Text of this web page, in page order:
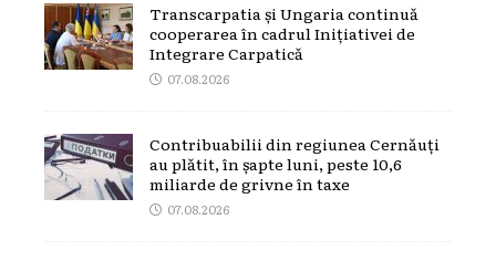
Transcarpatia și Ungaria continuă
cooperarea în cadrul Inițiativei de
Integrare Carpatică
07.08.2026
Contribuabilii din regiunea Cernăuți
au plătit, în șapte luni, peste 10,6
miliarde de grivne în taxe
07.08.2026